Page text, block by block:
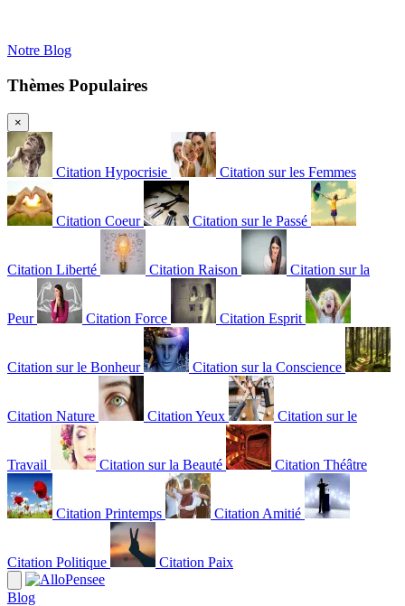
Notre Blog
Thèmes Populaires
×
Citation Hypocrisie Citation sur les Femmes
Citation Coeur Citation sur le Passé
Citation Liberté Citation Raison Citation sur la
Peur Citation Force Citation Esprit
Citation sur le Bonheur Citation sur la Conscience
Citation Nature Citation Yeux Citation sur le
Travail Citation sur la Beauté Citation Théâtre
Citation Printemps Citation Amitié
Citation Politique Citation Paix
Blog